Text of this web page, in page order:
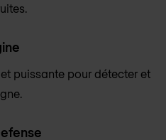
puissante pour détecter et